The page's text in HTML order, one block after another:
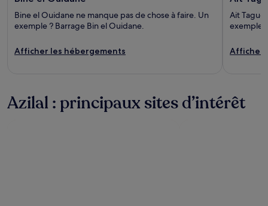
Bine el Ouidane ne manque pas de chose à faire. Un
exemple ? Barrage Bin el Ouidane.
Afficher les hébergements
Ait
exemple
Afficher
Azilal : principaux sites d’intérêt